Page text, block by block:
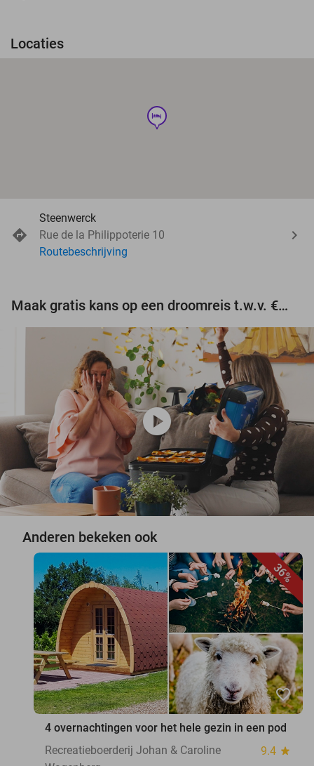
Locaties
hotel
Steenwerck
Rue de la Philippoterie 10
Routebeschrijving
Maak gratis kans op een droomreis t.w.v. €3.000!
play_circle
Anderen bekeken ook
36%
favorite_border
4 overnachtingen voor het hele gezin in een pod
Recreatieboerderij Johan & Caroline
9.4 star